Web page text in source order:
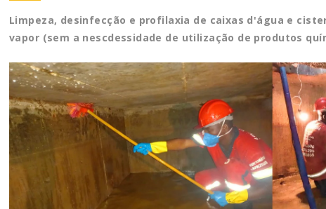
Limpeza, desinfecção e profilaxia de caixas d'água e
vapor (sem a nescdessidade de utilização de produtos